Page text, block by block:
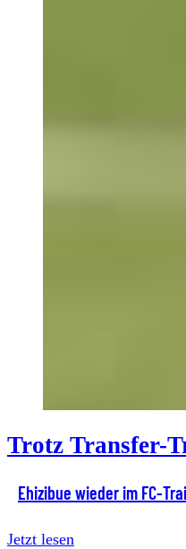
Trotz Transfer-
Ehizibue wieder im FC-
Jetzt lesen